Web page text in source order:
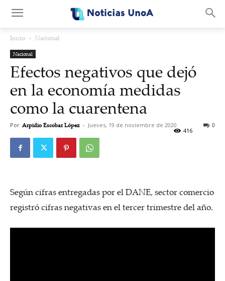
Inicio Nacional
Nacional
Efectos negativos que dejó
en la economía medidas
como la cuarentena
Por Arpidio Escobar López - Jueves, 19 de noviembre de 2020 0
416
Según cifras entregadas por el DANE, sector comercio
registró cifras negativas en el tercer trimestre del año.